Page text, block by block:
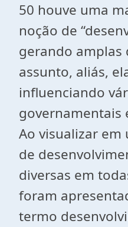
50 houve uma
noção de
gerando amplas
assunto, aliás,
influenciando
governamentais
Ao visualizar
de
diversas em
foram
termo